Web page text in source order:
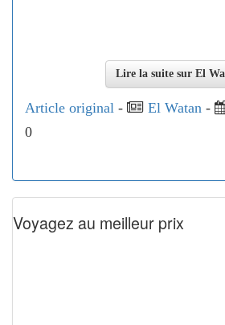
Lire la suite sur El
Article original - El Watan -
0
Voyagez au meilleur prix